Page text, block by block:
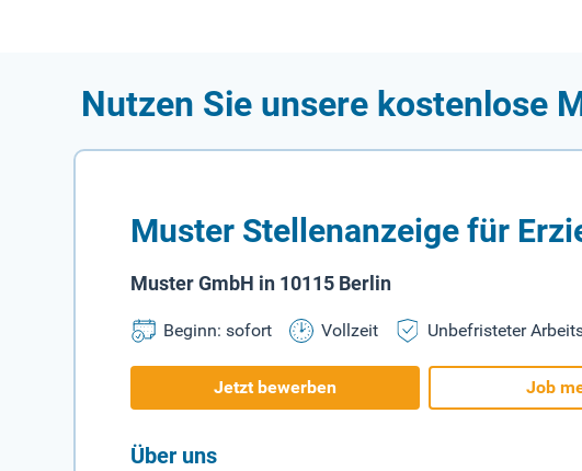
Nutzen Sie unsere kostenlose
Muster Stellenanzeige für
Muster GmbH in 10115 Berlin
Beginn: sofort Vollzeit Unbefristeter
Jetzt bewerben Job
Über uns